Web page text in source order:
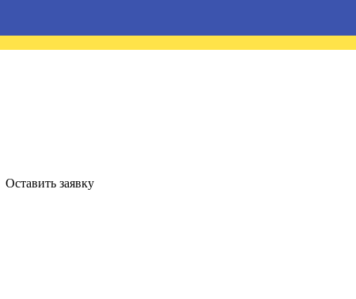
Оставить заявку